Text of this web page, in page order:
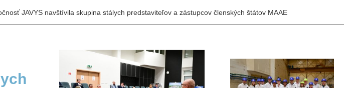
JAVYS navštívila skupina stálych predstaviteľov a zástupcov členských štátov MAAE